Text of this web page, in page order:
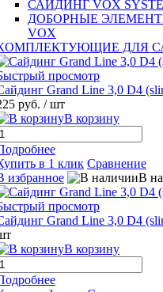
САЙДИНГ VOX
ДОБОРНЫЕ
VOX
ДЛЯ
просмотр
Grand Line 3,0 D4
руб. / шт
В корзину
в 1 клик Сравнение
избранное
В
просмотр
Grand Line 3,0 D4
В корзину